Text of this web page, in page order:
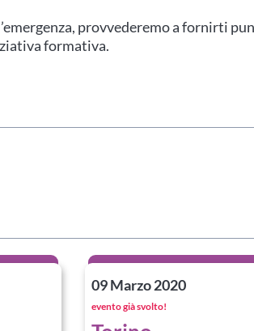
provvederemo a fornirti
formativa.
personale
09 Marzo 2020
evento già svolto!